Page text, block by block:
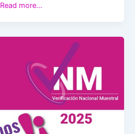
Read more…